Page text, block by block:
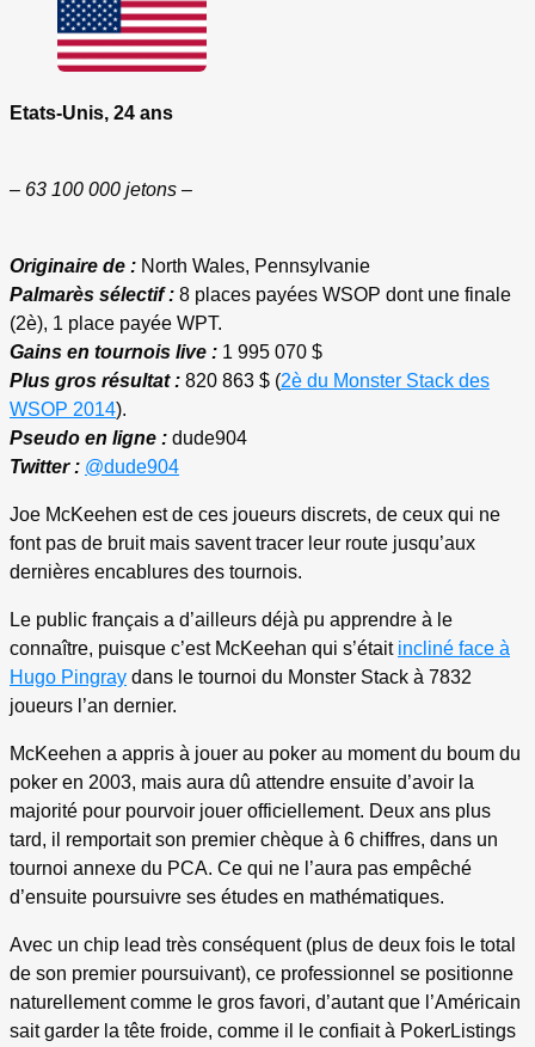
Etats-Unis, 24 ans
– 63 100 000 jetons –
Originaire de : North Wales, Pennsylvanie
Palmarès sélectif : 8 places payées WSOP dont une finale
(2è), 1 place payée WPT.
Gains en tournois live : 1 995 070 $
Plus gros résultat : 820 863 $ (2è du Monster Stack des
WSOP 2014).
Pseudo en ligne : dude904
Twitter : @dude904
Joe McKeehen est de ces joueurs discrets, de ceux qui ne
font pas de bruit mais savent tracer leur route jusqu’aux
dernières encablures des tournois.
Le public français a d’ailleurs déjà pu apprendre à le
connaître, puisque c’est McKeehan qui s’était incliné face à
Hugo Pingray dans le tournoi du Monster Stack à 7832
joueurs l’an dernier.
McKeehen a appris à jouer au poker au moment du boum du
poker en 2003, mais aura dû attendre ensuite d’avoir la
majorité pour pourvoir jouer officiellement. Deux ans plus
tard, il remportait son premier chèque à 6 chiffres, dans un
tournoi annexe du PCA. Ce qui ne l’aura pas empêché
d’ensuite poursuivre ses études en mathématiques.
Avec un chip lead très conséquent (plus de deux fois le total
de son premier poursuivant), ce professionnel se positionne
naturellement comme le gros favori, d’autant que l’Américain
sait garder la tête froide, comme il le confiait à PokerListings